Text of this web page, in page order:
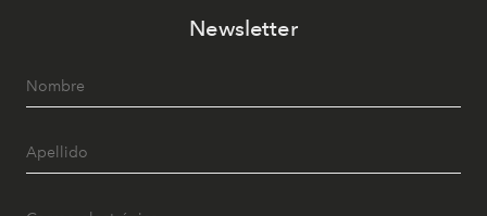
Newsletter